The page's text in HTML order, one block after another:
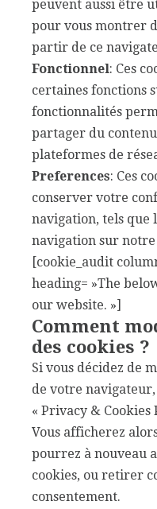
peuvent aussi être
pour vous montrer
partir de ce
Fonctionnel: Ces
certaines fonctions
fonctionnalités
partager du
plateformes de
Preferences: Ces
conserver votre
navigation, tels que
navigation sur notre
[cookie_audit
heading= »The
our website. »]
Comment
des cookies ?
Si vous décidez de
de votre
« Privacy &
Vous afficherez
pourrez à nouveau
cookies, ou retirer
consentement.